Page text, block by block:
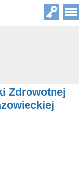
Zdrowotnej